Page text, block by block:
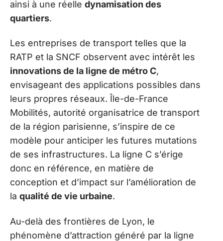
ainsi à une réelle dynamisation des
quartiers.
Les entreprises de transport telles que la
RATP et la SNCF observent avec intérêt les
innovations de la ligne de métro C,
envisageant des applications possibles dans
leurs propres réseaux. Île-de-France
Mobilités, autorité organisatrice de transport
de la région parisienne, s’inspire de ce
modèle pour anticiper les futures mutations
de ses infrastructures. La ligne C s’érige
donc en référence, en matière de
conception et d’impact sur l’amélioration de
la qualité de vie urbaine.
Au-delà des frontières de Lyon, le
phénomène d’attraction généré par la ligne